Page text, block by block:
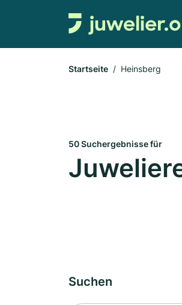
Startseite Heinsberg
50 Suchergebnisse für
Suchen